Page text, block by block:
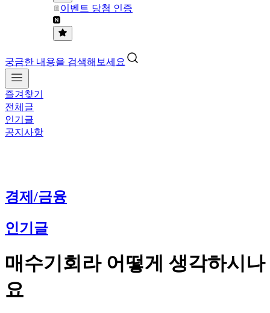
이벤트 당첨 인증
궁금한 내용을 검색해보세요
즐겨찾기
전체글
인기글
공지사항
경제/금융
인기글
매수기회라 어떻게 생각하시나
요